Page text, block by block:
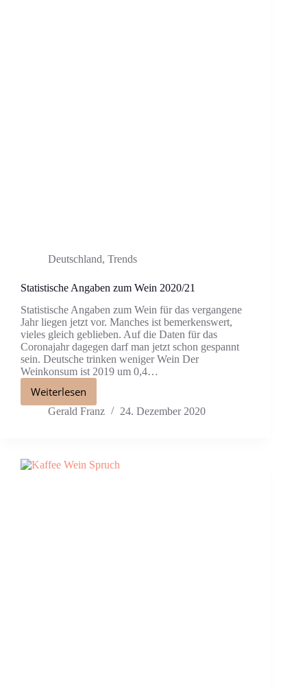
Deutschland, Trends
Statistische Angaben zum Wein 2020/21
Statistische Angaben zum Wein für das vergangene
Jahr liegen jetzt vor. Manches ist bemerkenswert,
vieles gleich geblieben. Auf die Daten für das
Coronajahr dagegen darf man jetzt schon gespannt
sein. Deutsche trinken weniger Wein Der
Weinkonsum ist 2019 um 0,4…
Weiterlesen
Gerald Franz 24. Dezember 2020